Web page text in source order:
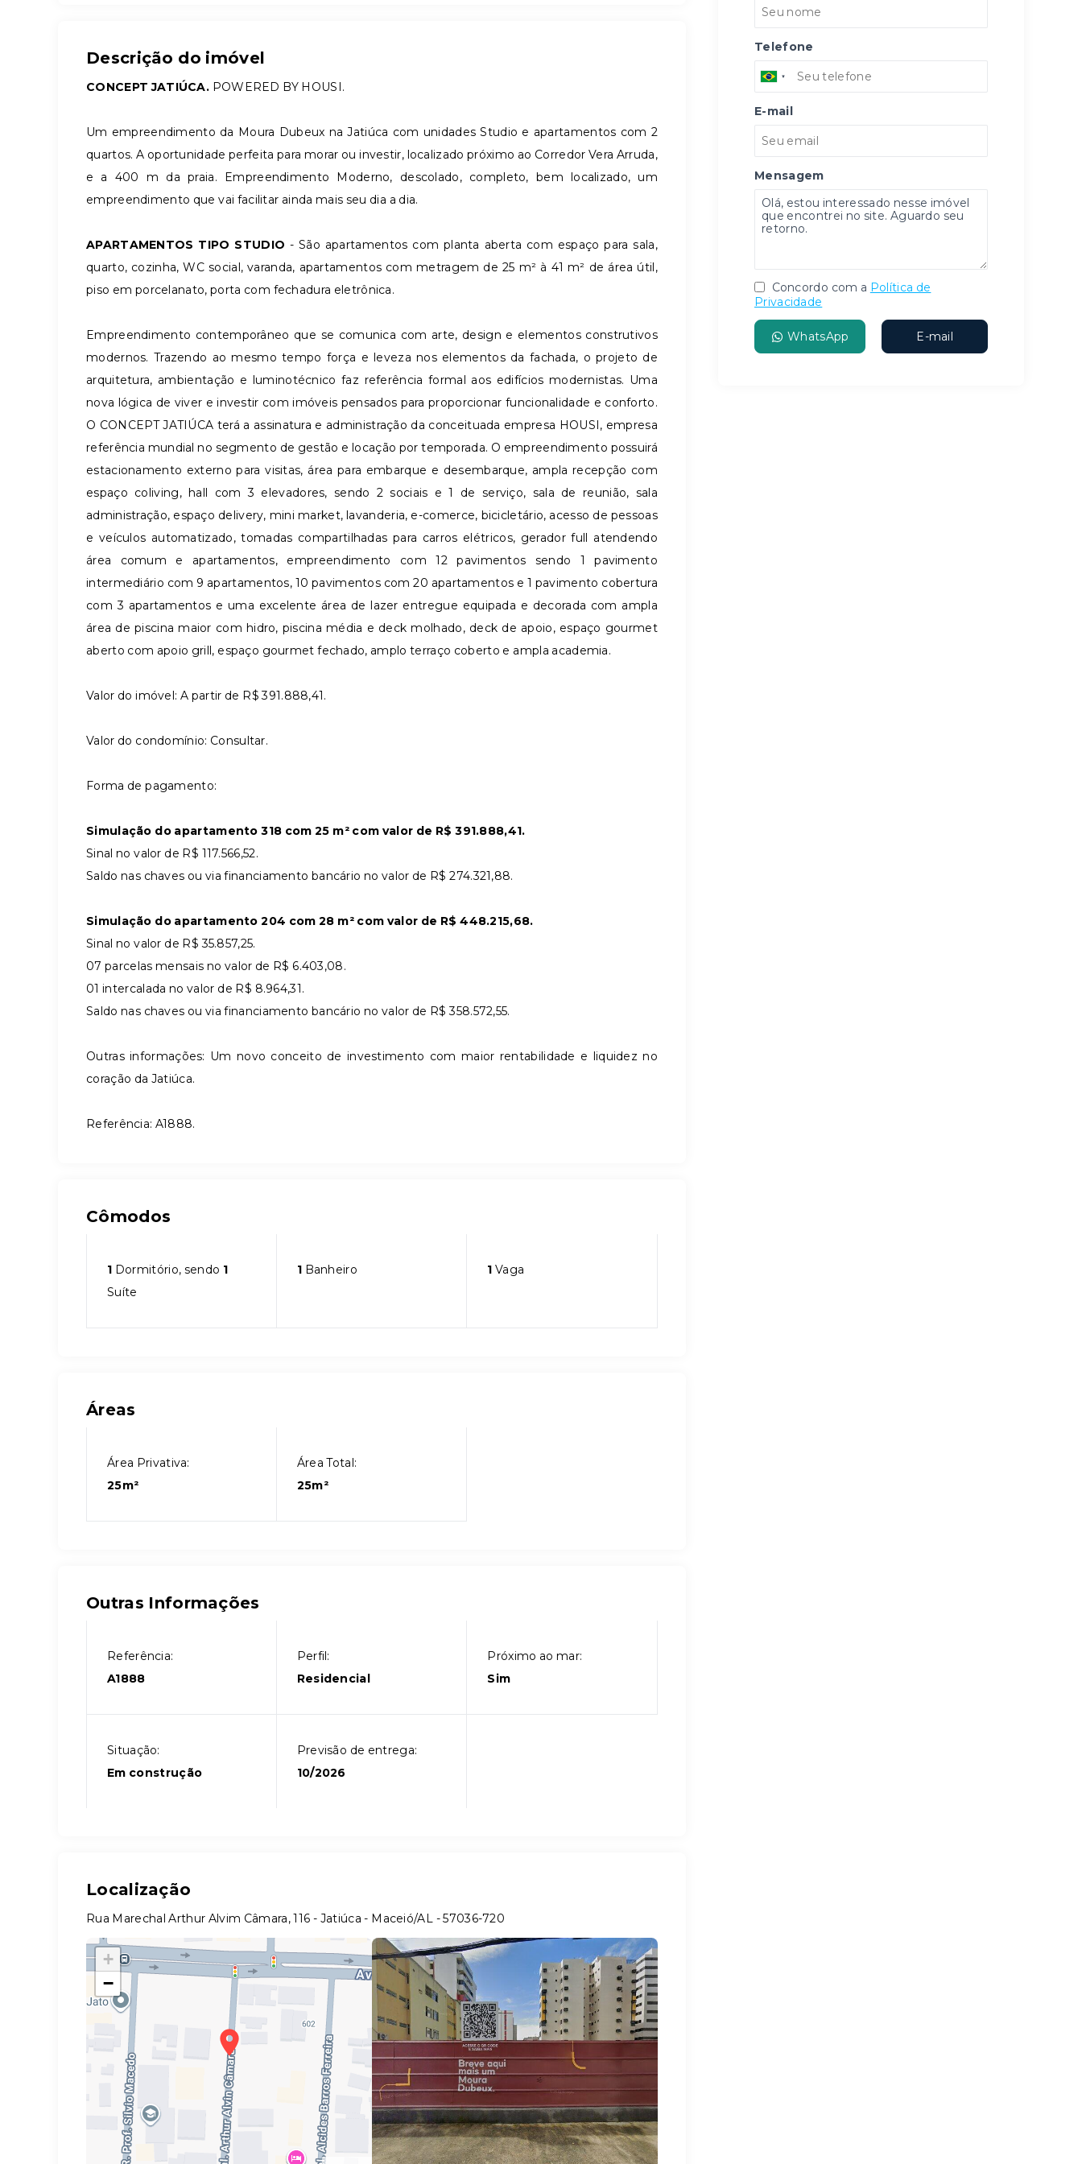
Descrição do imóvel
CONCEPT JATIÚCA. POWERED BY HOUSI.
Um empreendimento da Moura Dubeux na Jatiúca com unidades Studio e apartamentos com 2
quartos. A oportunidade perfeita para morar ou investir, localizado próximo ao Corredor Vera Arruda,
e a 400 m da praia. Empreendimento Moderno, descolado, completo, bem localizado, um
empreendimento que vai facilitar ainda mais seu dia a dia.
APARTAMENTOS TIPO STUDIO - São apartamentos com planta aberta com espaço para sala,
quarto, cozinha, WC social, varanda, apartamentos com metragem de 25 m² à 41 m² de área útil,
piso em porcelanato, porta com fechadura eletrônica.
Empreendimento contemporâneo que se comunica com arte, design e elementos construtivos
modernos. Trazendo ao mesmo tempo força e leveza nos elementos da fachada, o projeto de
arquitetura, ambientação e luminotécnico faz referência formal aos edifícios modernistas. Uma
nova lógica de viver e investir com imóveis pensados para proporcionar funcionalidade e conforto.
O CONCEPT JATIÚCA terá a assinatura e administração da conceituada empresa HOUSI, empresa
referência mundial no segmento de gestão e locação por temporada. O empreendimento possuirá
estacionamento externo para visitas, área para embarque e desembarque, ampla recepção com
espaço coliving, hall com 3 elevadores, sendo 2 sociais e 1 de serviço, sala de reunião, sala
administração, espaço delivery, mini market, lavanderia, e-comerce, bicicletário, acesso de pessoas
e veículos automatizado, tomadas compartilhadas para carros elétricos, gerador full atendendo
área comum e apartamentos, empreendimento com 12 pavimentos sendo 1 pavimento
intermediário com 9 apartamentos, 10 pavimentos com 20 apartamentos e 1 pavimento cobertura
com 3 apartamentos e uma excelente área de lazer entregue equipada e decorada com ampla
área de piscina maior com hidro, piscina média e deck molhado, deck de apoio, espaço gourmet
aberto com apoio grill, espaço gourmet fechado, amplo terraço coberto e ampla academia.
Valor do imóvel: A partir de R$ 391.888,41.
Valor do condomínio: Consultar.
Forma de pagamento:
Simulação do apartamento 318 com 25 m² com valor de R$ 391.888,41.
Sinal no valor de R$ 117.566,52.
Saldo nas chaves ou via financiamento bancário no valor de R$ 274.321,88.
Simulação do apartamento 204 com 28 m² com valor de R$ 448.215,68.
Sinal no valor de R$ 35.857,25.
07 parcelas mensais no valor de R$ 6.403,08.
01 intercalada no valor de R$ 8.964,31.
Saldo nas chaves ou via financiamento bancário no valor de R$ 358.572,55.
Outras informações: Um novo conceito de investimento com maior rentabilidade e liquidez no
coração da Jatiúca.
Referência: A1888.
Cômodos
1 Dormitório, sendo 1
Suíte
1Banheiro 1 Vaga
Áreas
Área Privativa:
25m²
Área Total:
25m²
Outras Informações
Referência:
A1888
Perfil:
Residencial
Próximo ao mar:
Sim
Situação:
Em construção
Previsão de entrega:
10/2026
Localização
Rua Marechal Arthur Alvim Câmara, 116 - Jatiúca - Maceió/AL - 57036-720
+
−
Telefone
E-mail
Mensagem
Concordo com a Política de
Privacidade
WhatsApp E-mail